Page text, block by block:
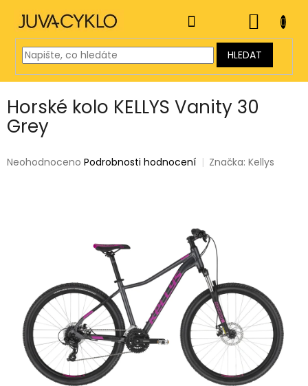
obsah
HLEDAT
KOŠÍK
Horské kolo KELLYS Vanity 30
Grey
Průměrné
Neohodnoceno Podrobnosti hodnocení Značka:Kellys